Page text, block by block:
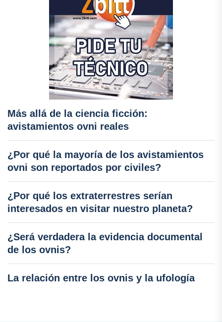
Más allá de la ciencia ficción:
avistamientos ovni reales
¿Por qué la mayoría de los avistamientos
ovni son reportados por civiles?
¿Por qué los extraterrestres serían
interesados en visitar nuestro planeta?
¿Será verdadera la evidencia documental
de los ovnis?
La relación entre los ovnis y la ufología